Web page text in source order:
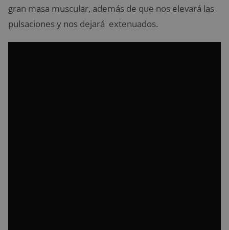
gran masa muscular, además de que nos elevará las
pulsaciones y nos dejará extenuados.